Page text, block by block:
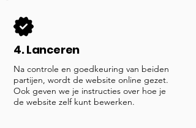
4. Lanceren
Na controle en goedkeuring van beiden
partijen, wordt de website online gezet.
Ook geven we je instructies over hoe je
de website zelf kunt bewerken.